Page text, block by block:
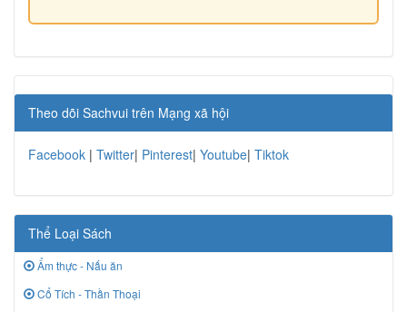
Theo dõi Sachvui trên Mạng xã hội
Facebook | Twitter| Pinterest| Youtube| Tiktok
Thể Loại Sách
Ẩm thực - Nấu ăn
Cổ Tích - Thần Thoại